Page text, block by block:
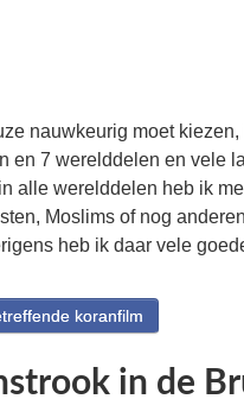
nauwkeurig moet
en 7 werelddelen en vele
alle werelddelen heb ik
Moslims of nog
heb ik daar vele
koranfilm
in de